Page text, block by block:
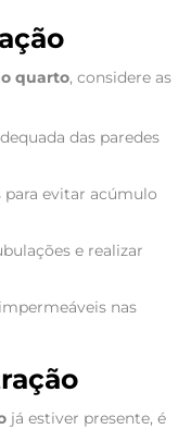
quarto, considere as
das paredes
para evitar acúmulo
e realizar
nas
já estiver presente, é